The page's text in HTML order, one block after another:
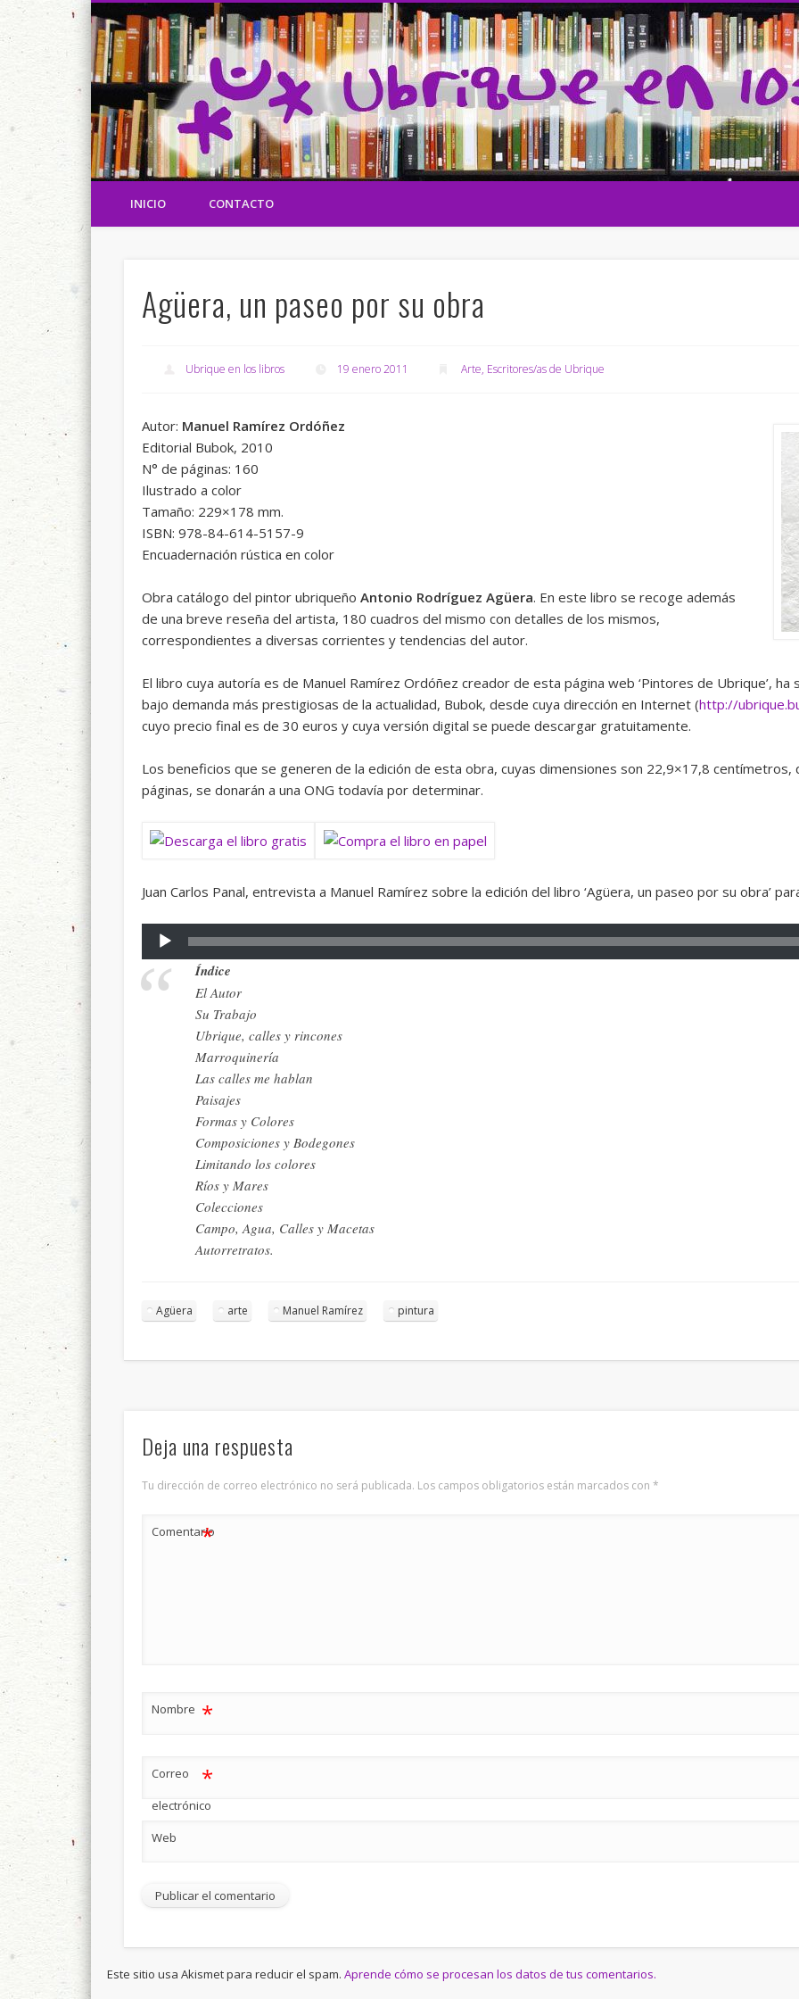
Ubrique en los libros
INICIO CONTACTO
Agüera, un paseo por su obra
Ubrique en los libros 19 enero 2011 Arte, Escritores/as de Ubrique
Autor: Manuel Ramírez Ordóñez
Editorial Bubok, 2010
N° de páginas: 160
Ilustrado a color
Tamaño: 229×178 mm.
ISBN: 978-84-614-5157-9
Encuadernación rústica en color
Obra catálogo del pintor ubriqueño Antonio Rodríguez Agüera. En este libro se recoge además
de una breve reseña del artista, 180 cuadros del mismo con detalles de los mismos,
correspondientes a diversas corrientes y tendencias del autor.
El libro cuya autoría es de Manuel Ramírez Ordóñez creador de esta página web ‘Pintores de Ubrique’,
bajo demanda más prestigiosas de la actualidad, Bubok, desde cuya dirección en Internet (http://
cuyo precio final es de 30 euros y cuya versión digital se puede descargar gratuitamente.
Los beneficios que se generen de la edición de esta obra, cuyas dimensiones son 22,9×17,8
páginas, se donarán a una ONG todavía por determinar.
Juan Carlos Panal, entrevista a Manuel Ramírez sobre la edición del libro ‘Agüera, un paseo por su obra’
Reproductor
de
audio
Índice
El Autor
Su Trabajo
Ubrique, calles y rincones
Marroquinería
Las calles me hablan
Paisajes
Formas y Colores
Composiciones y Bodegones
Limitando los colores
Ríos y Mares
Colecciones
Campo, Agua, Calles y Macetas
Autorretratos.
Agüera arte Manuel Ramírez pintura
Deja una respuesta
Tu dirección de correo electrónico no será publicada. Los campos obligatorios están marcados con *
Comentario
*
Nombre *
Correo
electrónico
*
Web
Este sitio usa Akismet para reducir el spam.Aprende cómo se procesan los datos de tus comentarios.